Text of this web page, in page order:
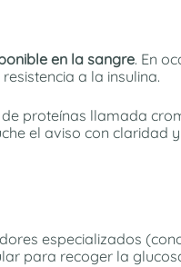
en la sangre. En
a la insulina.
proteínas llamada
el aviso con claridad
especializados
para recoger la